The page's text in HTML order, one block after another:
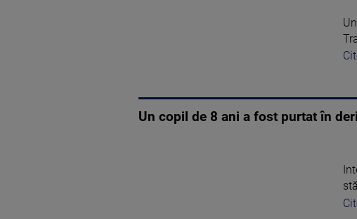
Un copil de 8 ani a fost purtat în